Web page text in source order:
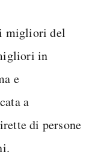
migliori del
in
e
a
di persone